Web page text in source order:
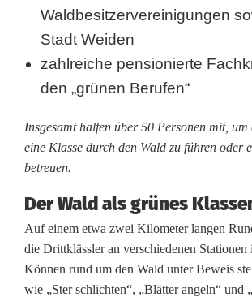
p
r
e
h
t
s
Waldbesitzervereinigungen
Stadt Weiden
zahlreiche pensionierte
den „grünen Berufen“
Insgesamt halfen über 50 Personen mit, um
eine Klasse durch den Wald zu führen oder
betreuen.
Der Wald als grünes
Auf einem etwa zwei Kilometer langen
die Drittklässler an verschiedenen Stationen
Können rund um den Wald unter Beweis
wie „Ster schlichten“, „Blätter angeln“ und